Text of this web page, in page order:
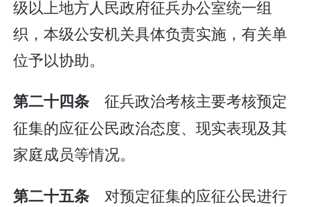
级以上地方人民政府征兵办公室统一组
织，本级公安机关具体负责实施，有关单
位予以协助。
第二十四条 征兵政治考核主要考核预定
征集的应征公民政治态度、现实表现及其
家庭成员等情况。
第二十五条 对预定征集的应征公民进行